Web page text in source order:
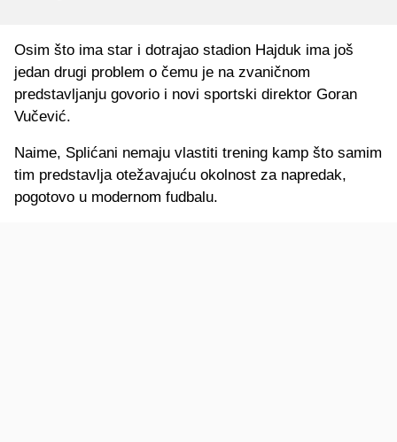
Osim što ima star i dotrajao stadion Hajduk ima još
jedan drugi problem o čemu je na zvaničnom
predstavljanju govorio i novi sportski direktor Goran
Vučević.
Naime, Splićani nemaju vlastiti trening kamp što samim
tim predstavlja otežavajuću okolnost za napredak,
pogotovo u modernom fudbalu.